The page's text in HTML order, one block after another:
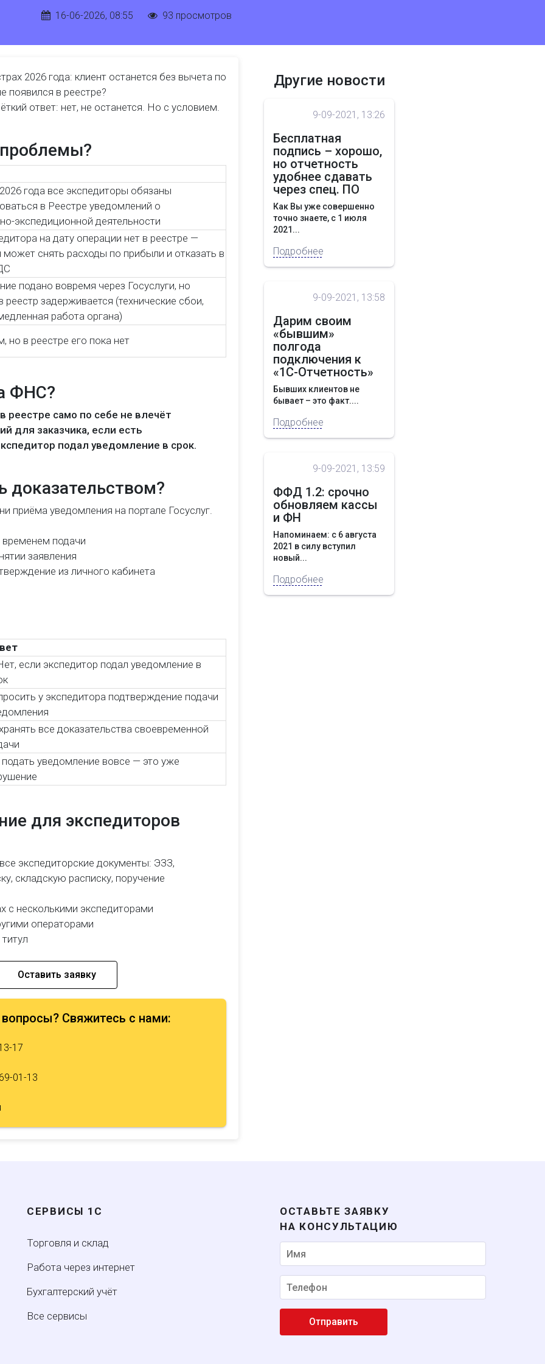
16-06-2026, 08:55 93 просмотров
2026 года: клиент останется без вычета по
появился в реестре?
ответ: нет, не останется. Но с условием.
года все экспедиторы обязаны
в Реестре уведомлений о
экспедиционной деятельности
на дату операции нет в реестре —
может снять расходы по прибыли и отказать в
подано вовремя через Госуслуги, но
реестр задерживается (технические сбои,
работа органа)
но в реестре его пока нет
ФНС?
реестре само по себе не влечёт
для заказчика, если есть
подал уведомление в срок.
доказательством?
приёма уведомления на портале Госуслуг.
подачи
заявления
из личного кабинета
если экспедитор подал уведомление в
у экспедитора подтверждение подачи
все доказательства своевременной
уведомление вовсе — это уже
для экспедиторов
экспедиторские документы: ЭЗЗ,
складскую расписку, поручение
с несколькими экспедиторами
операторами
Оставить заявку
Свяжитесь с нами:
17
01-13
Другие новости
9-09-2021, 13:26
Бесплатная
подпись – хорошо,
но отчетность
удобнее сдавать
через спец. ПО
Как Вы уже совершенно
точно знаете, с 1 июля
2021...
Подробнее
9-09-2021, 13:58
Дарим своим
«бывшим»
полгода
подключения к
«1С-Отчетность»
Бывших клиентов не
бывает – это факт....
Подробнее
9-09-2021, 13:59
ФФД 1.2: срочно
обновляем кассы
и ФН
Напоминаем: с 6 августа
2021 в силу вступил
новый...
Подробнее
СЕРВИСЫ 1С
Торговля и склад
Работа через интернет
Бухгалтерский учёт
Все сервисы
ОСТАВЬТЕ ЗАЯВКУ
НА КОНСУЛЬТАЦИЮ
Некорректный номер
Отправить